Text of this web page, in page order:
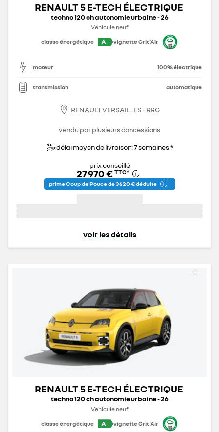
RENAULT 5 E-TECH ÉLECTRIQUE
techno 120 ch autonomie urbaine - 26
Véhicule neuf
classe énergétique
A vignette Crit'Air
moteur 100% électrique
transmission automatique
RENAULT VERSAILLES - RRG
vendu par plusieurs concessions
délai moyen de livraison: 7 semaines *
prix conseillé
27 970 € TTC*
prime Coup de Pouce de 3 620 € déduite
voir les détails
RENAULT 5 E-TECH ÉLECTRIQUE
techno 120 ch autonomie urbaine - 26
Véhicule neuf
classe énergétique
A vignette Crit'Air